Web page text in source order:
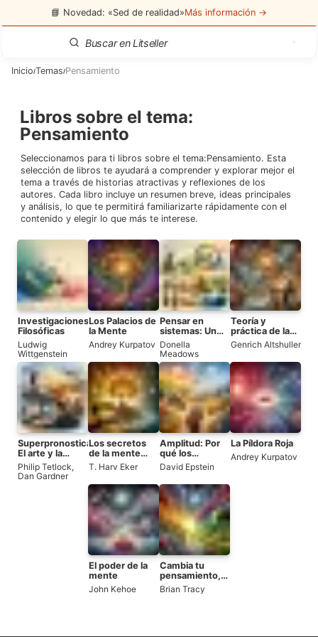
📘 Novedad: «Sed de realidad»Más información →
Inicio/Temas/Pensamiento
Libros sobre el tema:
Pensamiento
Seleccionamos para ti libros sobre el tema:Pensamiento. Esta
selección de libros te ayudará a comprender y explorar mejor el
tema a través de historias atractivas y reflexiones de los
autores. Cada libro incluye un resumen breve, ideas principales
y análisis, lo que te permitirá familiarizarte rápidamente con el
contenido y elegir lo que más te interese.
Investigaciones
Filosóficas
Ludwig
Wittgenstein
Los Palacios de
la Mente
Andrey Kurpatov
Pensar en
sistemas: Un
enfoque
práctico
Donella
Meadows
Teoría y
práctica de la
resolución de
problemas
inventivos
Genrich Altshuller
Superpronosticadores:
El arte y la
ciencia de la
predicción
Philip Tetlock,
Dan Gardner
Los secretos
de la mente
millonaria
T. Harv Eker
Amplitud: Por
qué los
generalistas
triunfan en un
mundo de
especialistas
David Epstein
La Píldora Roja
Andrey Kurpatov
El poder de la
mente
John Kehoe
Cambia tu
pensamiento,
cambia tu vida
Brian Tracy